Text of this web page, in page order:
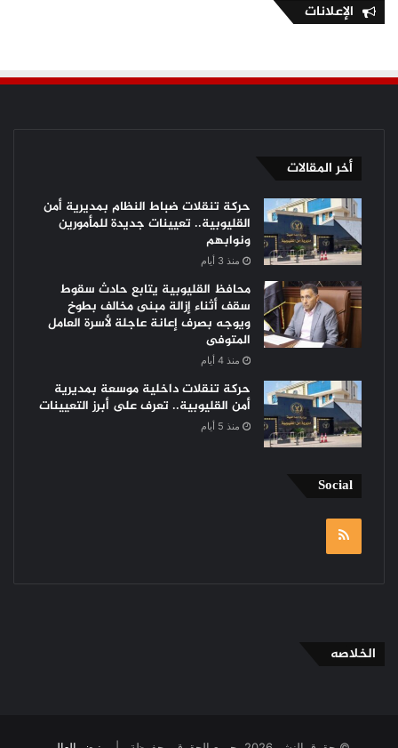
الإعلانات
أخر المقالات
حركة تنقلات ضباط النظام بمديرية أمن
القليوبية.. تعيينات جديدة للمأمورين
ونوابهم
منذ 3 أيام
محافظ القليوبية يتابع حادث سقوط
سقف أثناء إزالة مبنى مخالف بطوخ
ويوجه بصرف إعانة عاجلة لأسرة العامل
المتوفى
منذ 4 أيام
حركة تنقلات داخلية موسعة بمديرية
أمن القليوبية.. تعرف على أبرز التعيينات
منذ 5 أيام
Social
RSS
الخلاصه